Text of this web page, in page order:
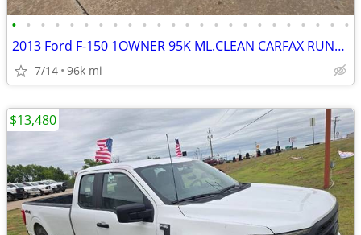
• • • • • • • • • • • • • • • • • • • • • • • •
2013 Ford F-150 1OWNER 95K ML.CLEAN CARFAX RUNS&DRIVES GREAT A/C
7/14 96k mi
$13,480